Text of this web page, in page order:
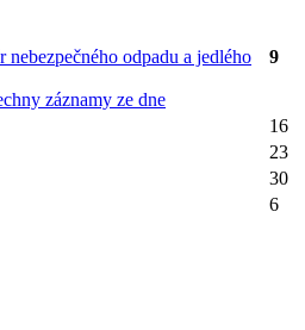
nebezpečného odpadu a jedlého
záznamy ze dne
9
16
23
30
6